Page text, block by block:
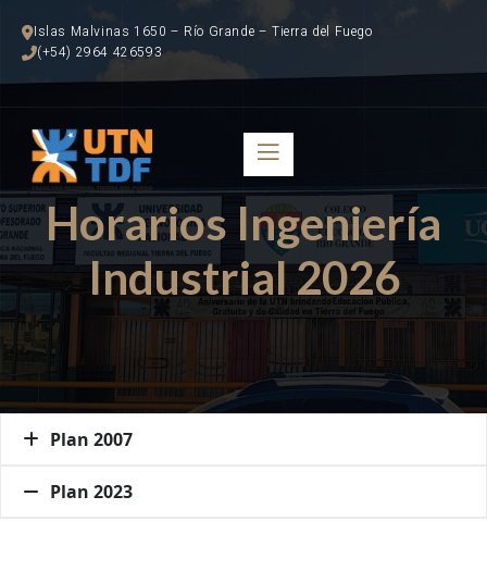
Islas Malvinas 1650 – Río Grande – Tierra del Fuego
(+54) 2964 426593
Horarios Ingeniería
Industrial 2026
Plan 2007
Plan 2023